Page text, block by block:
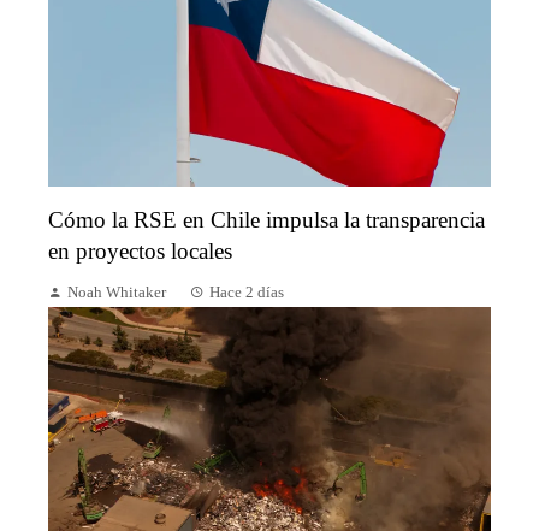
Cómo la RSE en Chile impulsa la transparencia
en proyectos locales
Noah Whitaker Hace 2 días